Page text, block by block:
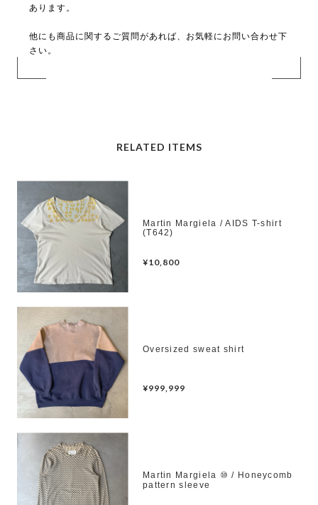
あります。
他にも商品に関するご質問があれば、お気軽にお問い合わせ下
さい。
RELATED ITEMS
Martin Margiela / AIDS T-shirt
(T642)
¥10,800
Oversized sweat shirt
¥999,999
Martin Margiela ⑩ / Honeycomb
pattern sleeve